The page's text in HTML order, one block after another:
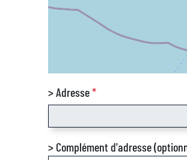
> Adresse*
> Complément d'adresse